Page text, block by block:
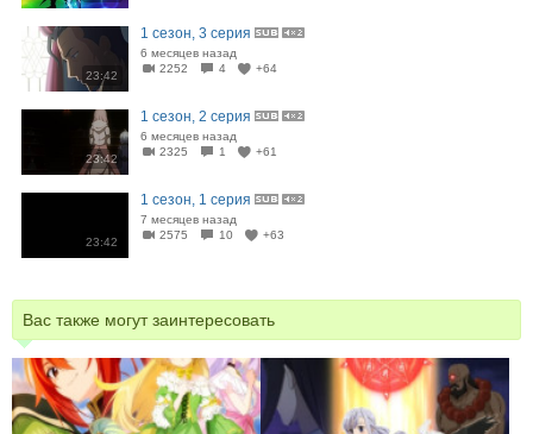
23:42
1 сезон, 3 серия
6 месяцев назад
2252
4 +64
23:42
1 сезон, 2 серия
6 месяцев назад
2325
1 +61
23:42
1 сезон, 1 серия
7 месяцев назад
2575
10 +63
Вас также могут заинтересовать